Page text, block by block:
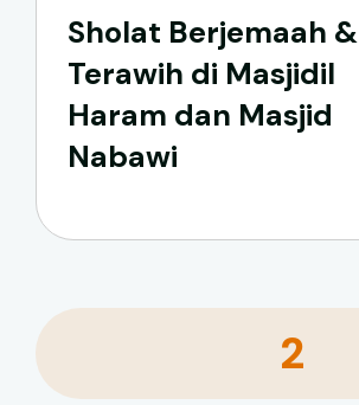
Sholat Berjemaah &
Terawih di Masjidil
Haram dan Masjid
Nabawi
2